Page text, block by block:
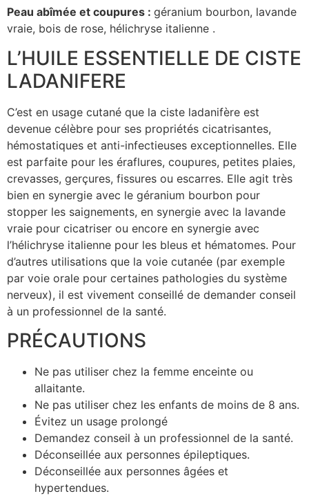
Peau abîmée et coupures : géranium bourbon, lavande
vraie, bois de rose, hélichryse italienne .
L’HUILE ESSENTIELLE DE CISTE
LADANIFERE
C’est en usage cutané que la ciste ladanifère est
devenue célèbre pour ses propriétés cicatrisantes,
hémostatiques et anti-infectieuses exceptionnelles. Elle
est parfaite pour les éraflures, coupures, petites plaies,
crevasses, gerçures, fissures ou escarres. Elle agit très
bien en synergie avec le géranium bourbon pour
stopper les saignements, en synergie avec la lavande
vraie pour cicatriser ou encore en synergie avec
l’hélichryse italienne pour les bleus et hématomes. Pour
d’autres utilisations que la voie cutanée (par exemple
par voie orale pour certaines pathologies du système
nerveux), il est vivement conseillé de demander conseil
à un professionnel de la santé.
PRÉCAUTIONS
Ne pas utiliser chez la femme enceinte ou
allaitante.
Ne pas utiliser chez les enfants de moins de 8 ans.
Évitez un usage prolongé
Demandez conseil à un professionnel de la santé.
Déconseillée aux personnes épileptiques.
Déconseillée aux personnes âgées et
hypertendues.